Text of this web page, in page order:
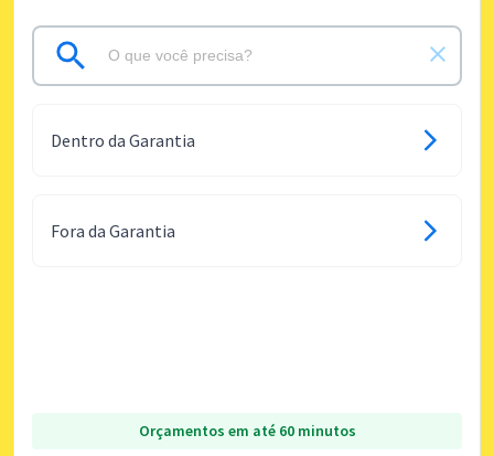
Dentro da Garantia
Fora da Garantia
Orçamentos em até 60 minutos